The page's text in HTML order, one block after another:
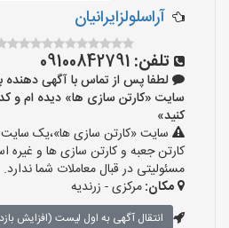
آراسلولزایرانیان
تلفن: 09100842791
لطفا پس از تماس با آگهی دهنده
کنید»
سایت «کارتن سازی ها»،یک
کارتن جعبه و کارتن سازی ها و
مسئولیتی در قبال معاملات شما ندارد.
مکان:مرکزی - زرندیه
انتقال آگهی به اول لیست (افزایش